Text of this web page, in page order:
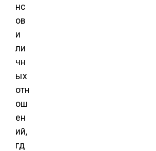
нс
ов
и
ли
чн
ых
отн
ош
ен
ий,
гд